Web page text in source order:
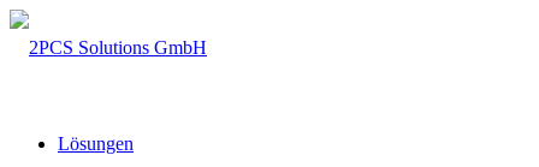
Lösungen